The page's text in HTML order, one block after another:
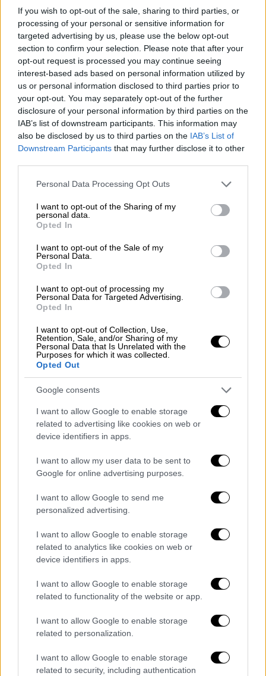
If you wish to opt-out of the sale, sharing to third parties, or
processing of your personal or sensitive information for
targeted advertising by us, please use the below opt-out
section to confirm your selection. Please note that after your
opt-out request is processed you may continue seeing
interest-based ads based on personal information utilized by
us or personal information disclosed to third parties prior to
your opt-out. You may separately opt-out of the further
disclosure of your personal information by third parties on the
IAB’s list of downstream participants. This information may
also be disclosed by us to third parties on the IAB’s List of
Downstream Participants that may further disclose it to other
Please note that this website/app uses one or more Google
not limited to your visit or usage behaviour. You may click to
grant or deny consent to Google and its third-party tags to
use your data for below specified purposes in below Google
consent section.
Personal Data Processing Opt Outs
I want to opt-out of the Sharing of my
personal data.
Opted In
I want to opt-out of the Sale of my
Personal Data.
Opted In
I want to opt-out of processing my
Personal Data for Targeted Advertising.
Opted In
I want to opt-out of Collection, Use,
Retention, Sale, and/or Sharing of my
Personal Data that Is Unrelated with the
Purposes for which it was collected.
Opted Out
Google consents
I want to allow Google to enable storage
related to advertising like cookies on web or
device identifiers in apps.
I want to allow my user data to be sent to
Google for online advertising purposes.
I want to allow Google to send me
personalized advertising.
I want to allow Google to enable storage
related to analytics like cookies on web or
device identifiers in apps.
I want to allow Google to enable storage
related to functionality of the website or app.
I want to allow Google to enable storage
related to personalization.
I want to allow Google to enable storage
related to security, including authentication
ώρες για να εξασφαλίσει τα απαραίτητα, ενώ
η μητέρα παρέμενε στο σπίτι χωρίς να
δείχνει ιδιαίτερο ενδιαφέρον για τη
φροντίδα τους.
Κάτοικοι της περιοχής υποστηρίζουν ακόμη
ότι όταν τα παιδιά ήταν βρέφη, άκουγαν
συχνά κλάματα μέσα στη νύχτα χωρίς
κάποιος από τους γονείς να ανταποκρίνεται.
Οι ίδιεςμαρτυρίεςκάνουν λόγο για ένα
περιβάλλον εξαιρετικά επιβαρυντικό για την
κοινωνικές υπηρεσίες φρόντισαν ώστε τα
παιδιά να μεταφερθούν στο νοσοκομείο
Παίδων, ενώ πλέον αναμένονται οι
αποφάσεις του
ανηλίκων
σχετικά με την επιμέλειά τους και το αν θα
επιστρέψουν ή όχι στο οικογενειακό τους
περιβάλλον. Παράλληλα εξετάζεται και το
την οικογένεια, καθώς οι γονείς φέρονται να
επικαλούνται σοβαρά οικονομικά
προβλήματα.
Η εκπρόσωπος Τύπου της ΕΛΑΣ,
Κωνσταντία
Δημογλίδουανέφερε στην ΕΡΤ: «Αυτή η
οικογένεια δεν είχε απασχολήσει με κάποιον
τρόπο την αστυνομία, γιατί προφανώς οι
καταγγελίες οδηγούνταν είτε προς την
αρμόδια εισαγγελία για τον κίνδυνο που
αυτές τις συνθήκες, είτε προς τις
κοινωνικές υπηρεσίες του Δήμου. Βέβαια,
μας έχει αναφερθεί, τουλάχιστον από την
πρώτη οικογένεια, ότι τα παιδιά είχαν
απομακρυνθεί ξανά στο παρελθόν από το
περιβάλλον και ίσως κάποιοι αναρωτιούνται
γιατί επεμβαίνει η αστυνομία».
Υποσιτισμένα, αλλά χωρίς σημάδια
κακοποίησης τα παιδιά
Η ίδια συμπλήρωσε: «Προφανώς και όταν